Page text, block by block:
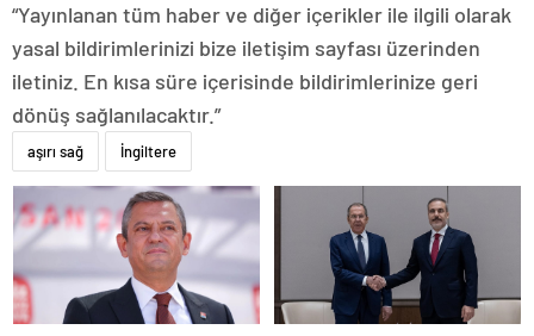
“Yayınlanan tüm haber ve diğer içerikler ile ilgili olarak
yasal bildirimlerinizi bize iletişim sayfası üzerinden
iletiniz. En kısa süre içerisinde bildirimlerinize geri
dönüş sağlanılacaktır.”
aşırı sağ İngiltere